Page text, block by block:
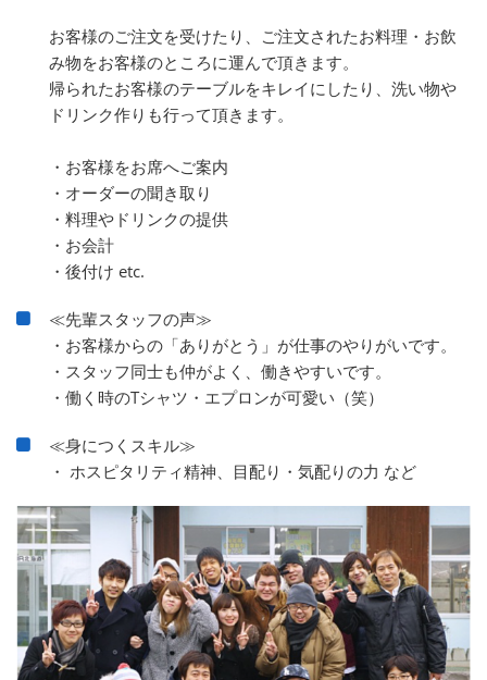
お客様のご注文を受けたり、ご注文されたお料理・お飲
み物をお客様のところに運んで頂きます。
帰られたお客様のテーブルをキレイにしたり、洗い物や
ドリンク作りも行って頂きます。
・お客様をお席へご案内
・オーダーの聞き取り
・料理やドリンクの提供
・お会計
・後付け etc.
≪先輩スタッフの声≫
・お客様からの「ありがとう」が仕事のやりがいです。
・スタッフ同士も仲がよく、働きやすいです。
・働く時のTシャツ・エプロンが可愛い（笑）
≪身につくスキル≫
・ ホスピタリティ精神、目配り・気配りの力 など